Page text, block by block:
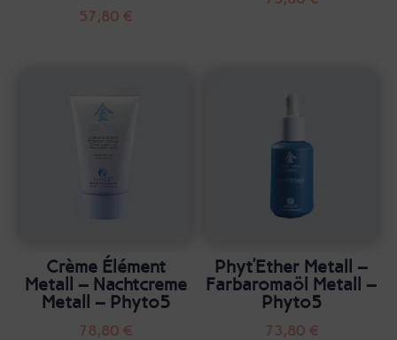
57,80 €
Crème Élément
Metall – Nachtcreme
Metall – Phyto5
78,80 €
Phyt’Ether Metall –
Farbaromaöl Metall –
Phyto5
73,80 €